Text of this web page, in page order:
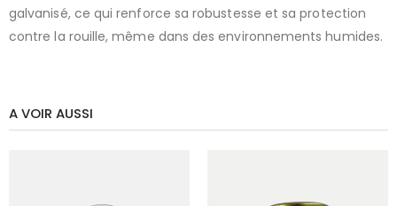
galvanisé, ce qui renforce sa robustesse et sa protection
contre la rouille, même dans des environnements humides.
A VOIR AUSSI